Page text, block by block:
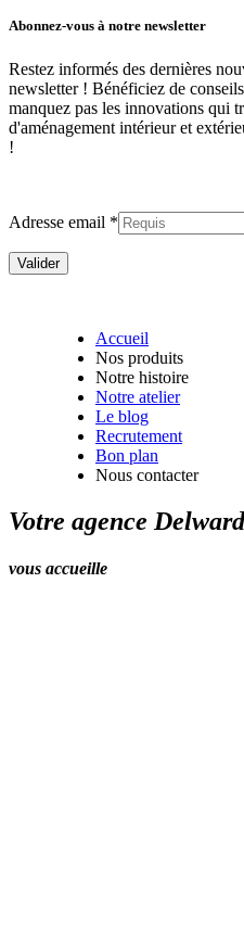
Abonnez-vous à notre newsletter
Restez informés des dernières
newsletter ! Bénéficiez de
manquez pas les innovations qui
d'aménagement intérieur et
!
Adresse email *
Accueil
Nos produits
Notre histoire
Notre atelier
Le blog
Recrutement
Bon plan
Nous contacter
Votre agence
vous accueille